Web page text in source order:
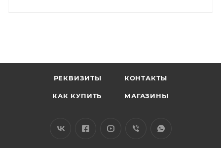
РЕКВИЗИТЫ КОНТАКТЫ
КАК КУПИТЬ МАГАЗИНЫ